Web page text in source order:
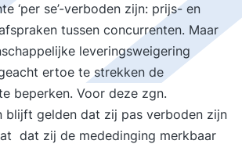
‘per se’-verboden zijn: prijs- en
tussen concurrenten. Maar
leveringsweigering
ertoe te strekken de
beperken. Voor deze zgn.
blijft gelden dat zij pas verboden zijn
dat zij de mededinging merkbaar